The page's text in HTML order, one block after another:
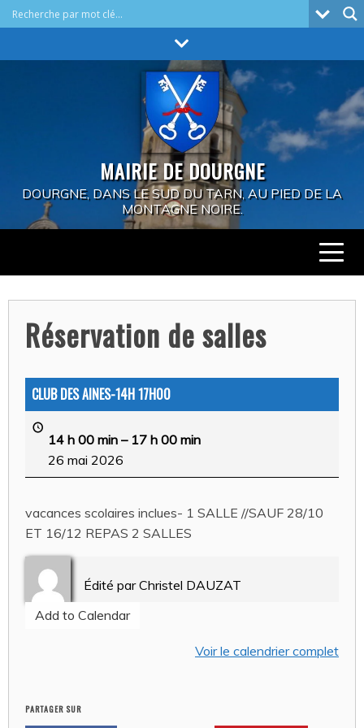
to
MAIRIE DE DOURGNE
DOURGNE, DANS LE SUD DU TARN, AU PIED DE LA
MONTAGNE NOIRE.
Réservation de salles
CLUB DES AINES-14H 17H00
14 h 00 min – 17 h 00 min
26 mai 2026
vacances scolaires inclues- 1 SALLE //SAUF 28/10
ET 16/12 REPAS 2 SALLES
Édité par Christel DAUZAT
Add to Calendar
Voir le calendrier complet
PARTAGER SUR